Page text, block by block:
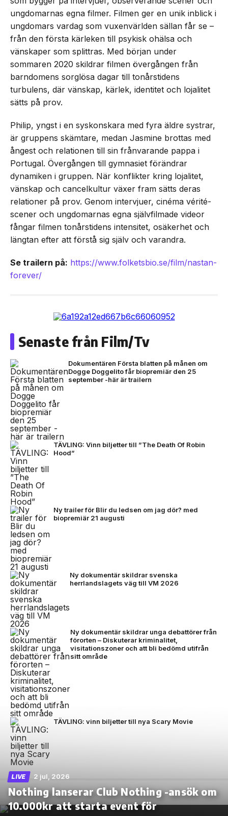
ungdomarnas egna filmer. Filmen ger en unik inblick i
ungdomars vardag som vuxenvärlden sällan får se –
från den första kärleken till psykisk ohälsa och
vänskaper som splittras. Med början under
sommaren 2020 skildrar filmen övergången från
barndomens sorglösa dagar till tonårstidens
turbulens, där vänskap, kärlek, identitet och lojalitet
sätts på prov.
Philip, yngst i en syskonskara med fyra äldre systrar,
är gruppens skämtare, medan Jasmine brottas med
ångest och relationen till sin frånvarande pappa i
Portugal. Övergången till gymnasiet förändrar
dynamiken i gruppen. När konflikter kring lojalitet,
vänskap och cancelkultur växer fram sätts deras
relationer på prov. Genom intervjuer, cinéma vérité-
scener och ungdomarnas egna självfilmade videor
fångar filmen tonårstidens intensitet, osäkerhet och
längtan efter att förstå sig själv och varandra.
Se trailern på: https://www.folketsbio.se/film/nastan-
forever/
Senaste från Film/Tv
Dokumentären Första blatten på månen om
Dogge Doggelito får biopremiär den 25
september -här är trailern
TÄVLING: Vinn biljetter till ”The Death Of Robin
Hood”
Ny trailer för Blir du ledsen om jag dör? med
biopremiär 21 augusti
Ny dokumentär skildrar svenska
herrlandslagets väg till VM 2026
Ny dokumentär skildrar unga debattörer från
förorten – Diskuterar kriminalitet,
visitationszoner och att bli bedömd utifrån
sitt område
TÄVLING: vinn biljetter till nya Scary Movie
LIVE 2 jul, 2026
Nothing lanserar Club Nothing -ansök om
10.000kr att starta event för